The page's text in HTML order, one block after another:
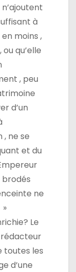
à
moins ,
qu’elle
, peu
d’un
, ne se
et du
brodés
ne
Le
toutes les
d’une